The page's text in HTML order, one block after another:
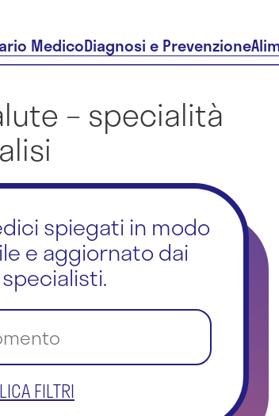
MedicoDiagnosi e Prevenzione
– specialità
spiegati in modo
e aggiornato dai
FILTRI